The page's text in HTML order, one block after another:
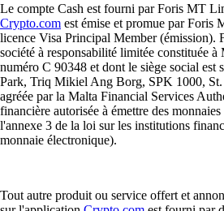
Le compte Cash est fourni par Foris MT
Crypto.com est émise et promue par Foris
licence Visa Principal Member (émission).
société à responsabilité limitée constituée
numéro C 90348 et dont le siège social est
Park, Triq Mikiel Ang Borg, SPK 1000, St.
agréée par la Malta Financial Services
financière autorisée à émettre des
l'annexe 3 de la loi sur les institutions
monnaie électronique).
Tout autre produit ou service offert et